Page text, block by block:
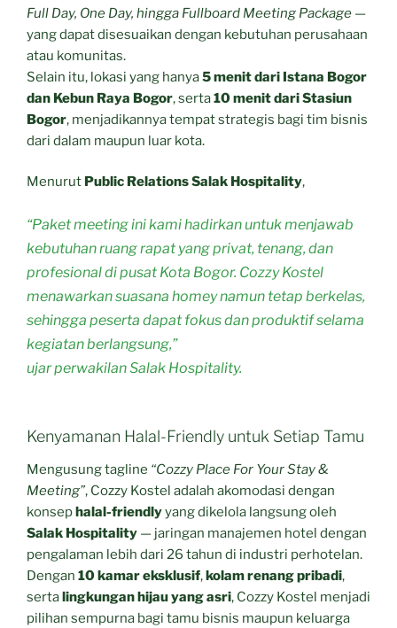
Full Day, One Day, hingga Fullboard Meeting Package —
yang dapat disesuaikan dengan kebutuhan perusahaan
atau komunitas.
Selain itu, lokasi yang hanya5 menit dari Istana Bogor
dan Kebun Raya Bogor, serta10 menit dari Stasiun
Bogor, menjadikannya tempat strategis bagi tim bisnis
dari dalam maupun luar kota.
Menurut Public Relations Salak Hospitality,
“Paket meeting ini kami hadirkan untuk menjawab
kebutuhan ruang rapat yang privat, tenang, dan
profesional di pusat Kota Bogor. Cozzy Kostel
menawarkan suasana homey namun tetap berkelas,
sehingga peserta dapat fokus dan produktif selama
kegiatan berlangsung,”
ujar perwakilan Salak Hospitality.
Kenyamanan Halal-Friendly untuk Setiap Tamu
Mengusung tagline “Cozzy Place For Your Stay &
Meeting”, Cozzy Kostel adalah akomodasi dengan
konsephalal-friendlyyang dikelola langsung oleh
Salak Hospitality — jaringan manajemen hotel dengan
pengalaman lebih dari 26 tahun di industri perhotelan.
Dengan 10 kamar eksklusif,kolam renang pribadi,
sertalingkungan hijau yang asri, Cozzy Kostel menjadi
pilihan sempurna bagi tamu bisnis maupun keluarga